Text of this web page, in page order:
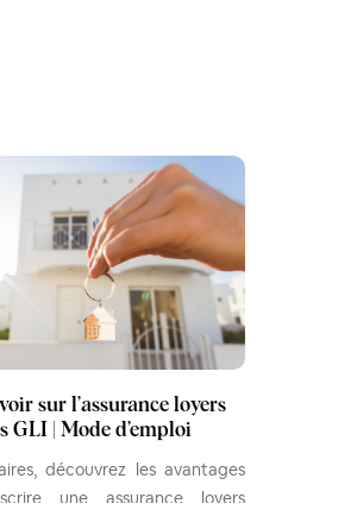
sur l’assurance loyers
GLI | Mode d’emploi
découvrez les avantages
une assurance loyers